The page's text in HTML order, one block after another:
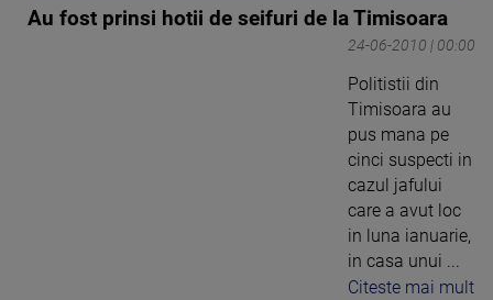
Au fost prinsi hotii de seifuri de la Timisoara
24-06-2010 | 00:00
Politistii din
Timisoara au
pus mana pe
cinci suspecti in
cazul jafului
care a avut loc
in luna ianuarie,
in casa unui ...
Citeste mai mult